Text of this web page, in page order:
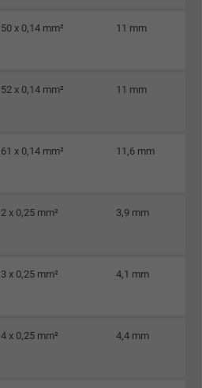
50 x 0,14 mm² 11 mm
52 x 0,14 mm² 11 mm
61 x 0,14 mm² 11,6 mm
2 x 0,25 mm² 3,9 mm
3 x 0,25 mm² 4,1 mm
4 x 0,25 mm² 4,4 mm